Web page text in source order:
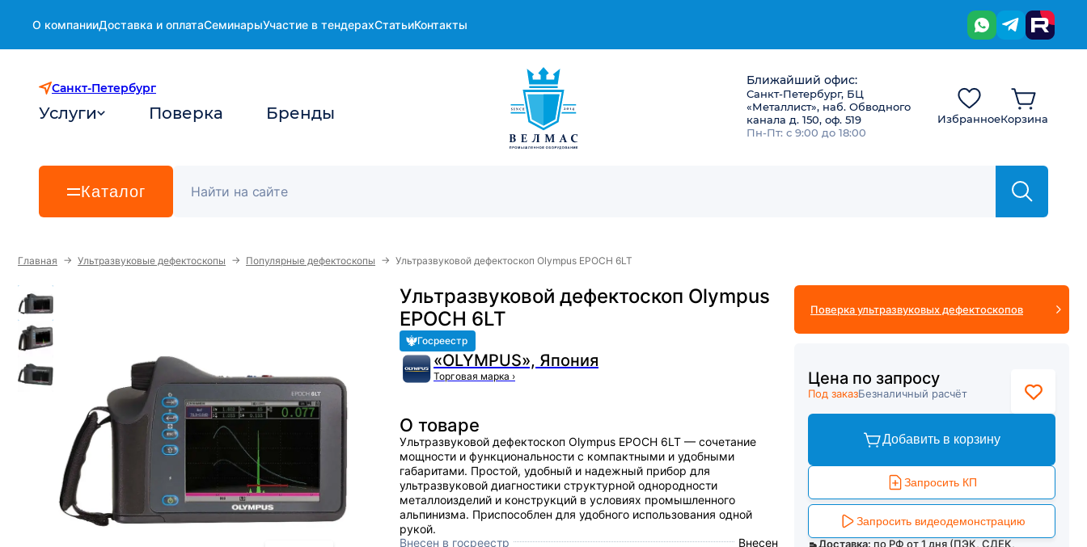
О компанииДоставка и оплатаСеминарыУчастие в тендерахСтатьиКонтакты
Санкт-Петербург
Услуги Поверка Бренды
Ближайший офис:
Санкт-Петербург, БЦ
«Металлист», наб. Обводного
канала д. 150, оф. 519
Пн-Пт: с 9:00 до 18:00
ИзбранноеКорзина
Каталог
Главная → Ультразвуковые дефектоскопы → Популярные дефектоскопы → Ультразвуковой дефектоскоп Olympus EPOCH 6LT
Ультразвуковой дефектоскоп Olympus
EPOCH 6LT
Госреестр
«OLYMPUS», Япония
Торговая марка ›
О товаре
Ультразвуковой дефектоскоп Olympus EPOCH 6LT — сочетание
мощности и функциональности с компактными и удобными
габаритами. Простой, удобный и надежный прибор для
ультразвуковой диагностики структурной однородности
металлоизделий и конструкций в условиях промышленного
альпинизма. Приспособлен для удобного использования одной
рукой.
Внесен в госреестр
Внесен
Поверка ультразвуковых дефектоскопов
Цена по запросу
Под заказБезналичный расчёт
Добавить в корзину
Запросить КП
Запросить видеодемонстрацию
Доставка: по РФ от 1 дня (ПЭК, СДЕК,